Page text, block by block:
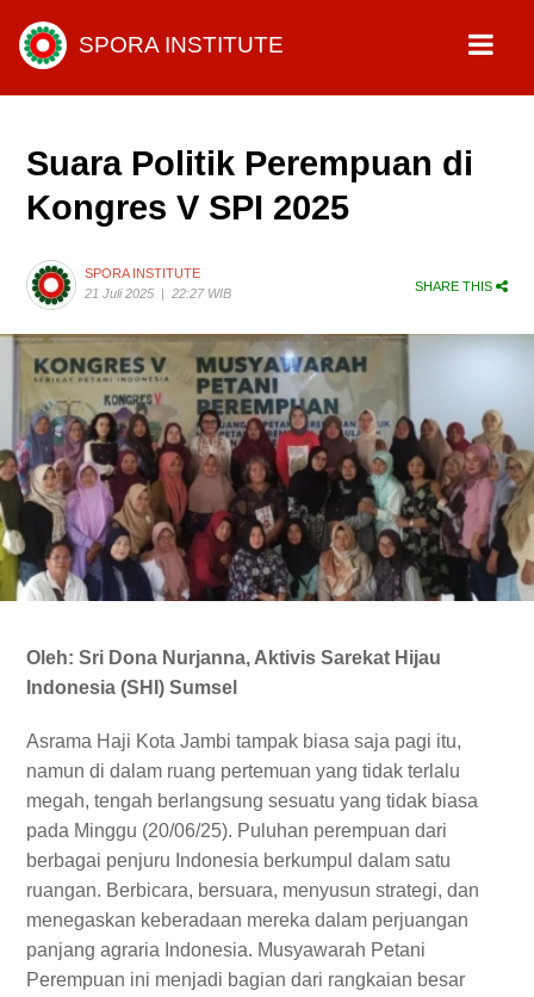
SPORA INSTITUTE
Suara Politik Perempuan di
Kongres V SPI 2025
SPORA INSTITUTE
21 Juli 2025 | 22:27 WIB SHARE THIS
Oleh: Sri Dona Nurjanna, Aktivis Sarekat Hijau
Indonesia (SHI) Sumsel
Asrama Haji Kota Jambi tampak biasa saja pagi itu,
namun di dalam ruang pertemuan yang tidak terlalu
megah, tengah berlangsung sesuatu yang tidak biasa
pada Minggu (20/06/25). Puluhan perempuan dari
berbagai penjuru Indonesia berkumpul dalam satu
ruangan. Berbicara, bersuara, menyusun strategi, dan
menegaskan keberadaan mereka dalam perjuangan
panjang agraria Indonesia. Musyawarah Petani
Perempuan ini menjadi bagian dari rangkaian besar